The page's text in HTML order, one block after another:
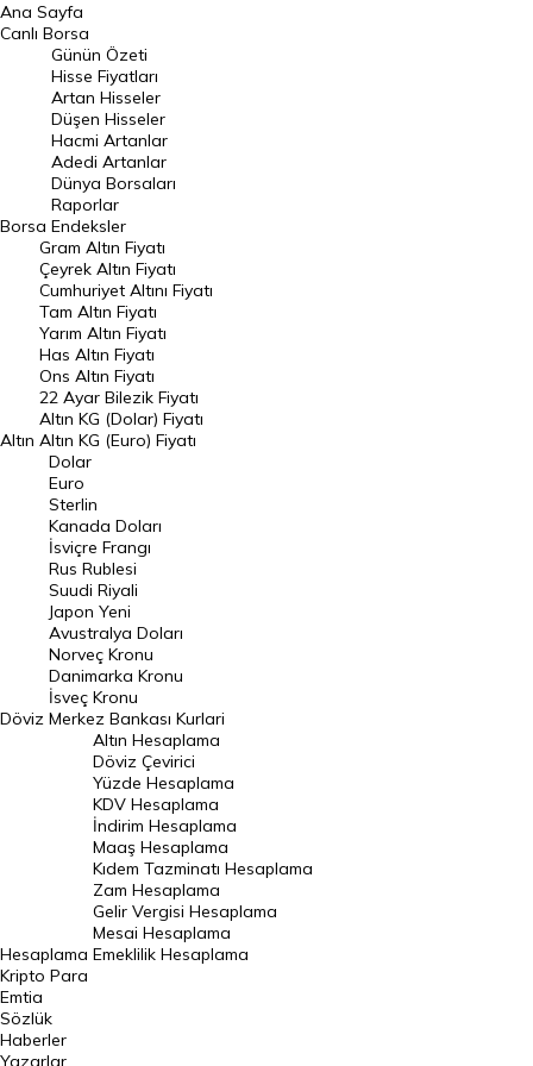
BIST 100 Hisseleri
En Çok Artan Hisseler
En Çok Düşen Hisseler
Hacmi Artanlar
Geçmiş Kapanışlar
Dünya Borsaları
Raporlar
Endeksler
DÖVİZ
Döviz Kuru
Dolar Kuru
Euro Kuru
Pound Kuru
Frank Kuru
Riyal Kuru
Avustralya Doları
Danimarka Kronu Kuru
Kanada Doları Kuru
Norveç Kronu Kuru
İsveç Kronu Kuru
Japon Yeni Kuru
Serbest Piyasa Döviz Kurları
Merkez Bankası Döviz Kurları
Altın Fiyatları
Gram Altın Fiyatı
Çeyrek Altın Fiyatı
Ana Sayfa
Canlı Borsa
Borsa
Günün Özeti
Hisse Fiyatları
Artan Hisseler
Düşen Hisseler
Hacmi Artanlar
Adedi Artanlar
Dünya Borsaları
Raporlar
Endeksler
Altın
Gram Altın Fiyatı
Çeyrek Altın Fiyatı
Cumhuriyet Altını Fiyatı
Tam Altın Fiyatı
Yarım Altın Fiyatı
Has Altın Fiyatı
Ons Altın Fiyatı
22 Ayar Bilezik Fiyatı
Altın KG (Dolar) Fiyatı
Altın KG (Euro) Fiyatı
Döviz
Dolar
Euro
Sterlin
Kanada Doları
İsviçre Frangı
Rus Rublesi
Suudi Riyali
Japon Yeni
Avustralya Doları
Norveç Kronu
Danimarka Kronu
İsveç Kronu
Merkez Bankası Kurlari
Hesaplama
Altın Hesaplama
Döviz Çevirici
Yüzde Hesaplama
KDV Hesaplama
İndirim Hesaplama
Maaş Hesaplama
Kıdem Tazminatı Hesaplama
Zam Hesaplama
Gelir Vergisi Hesaplama
Mesai Hesaplama
Emeklilik Hesaplama
Kripto Para
Emtia
Sözlük
Haberler
Yazarlar